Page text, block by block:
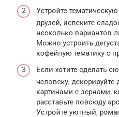
Устройте
друзей, испеките
несколько вариантов
Можно устроить
кофейную тематику с
Если хотите сделать
человеку, декорируйте
картинами с зернами,
расставьте повсюду
Устройте уютный,